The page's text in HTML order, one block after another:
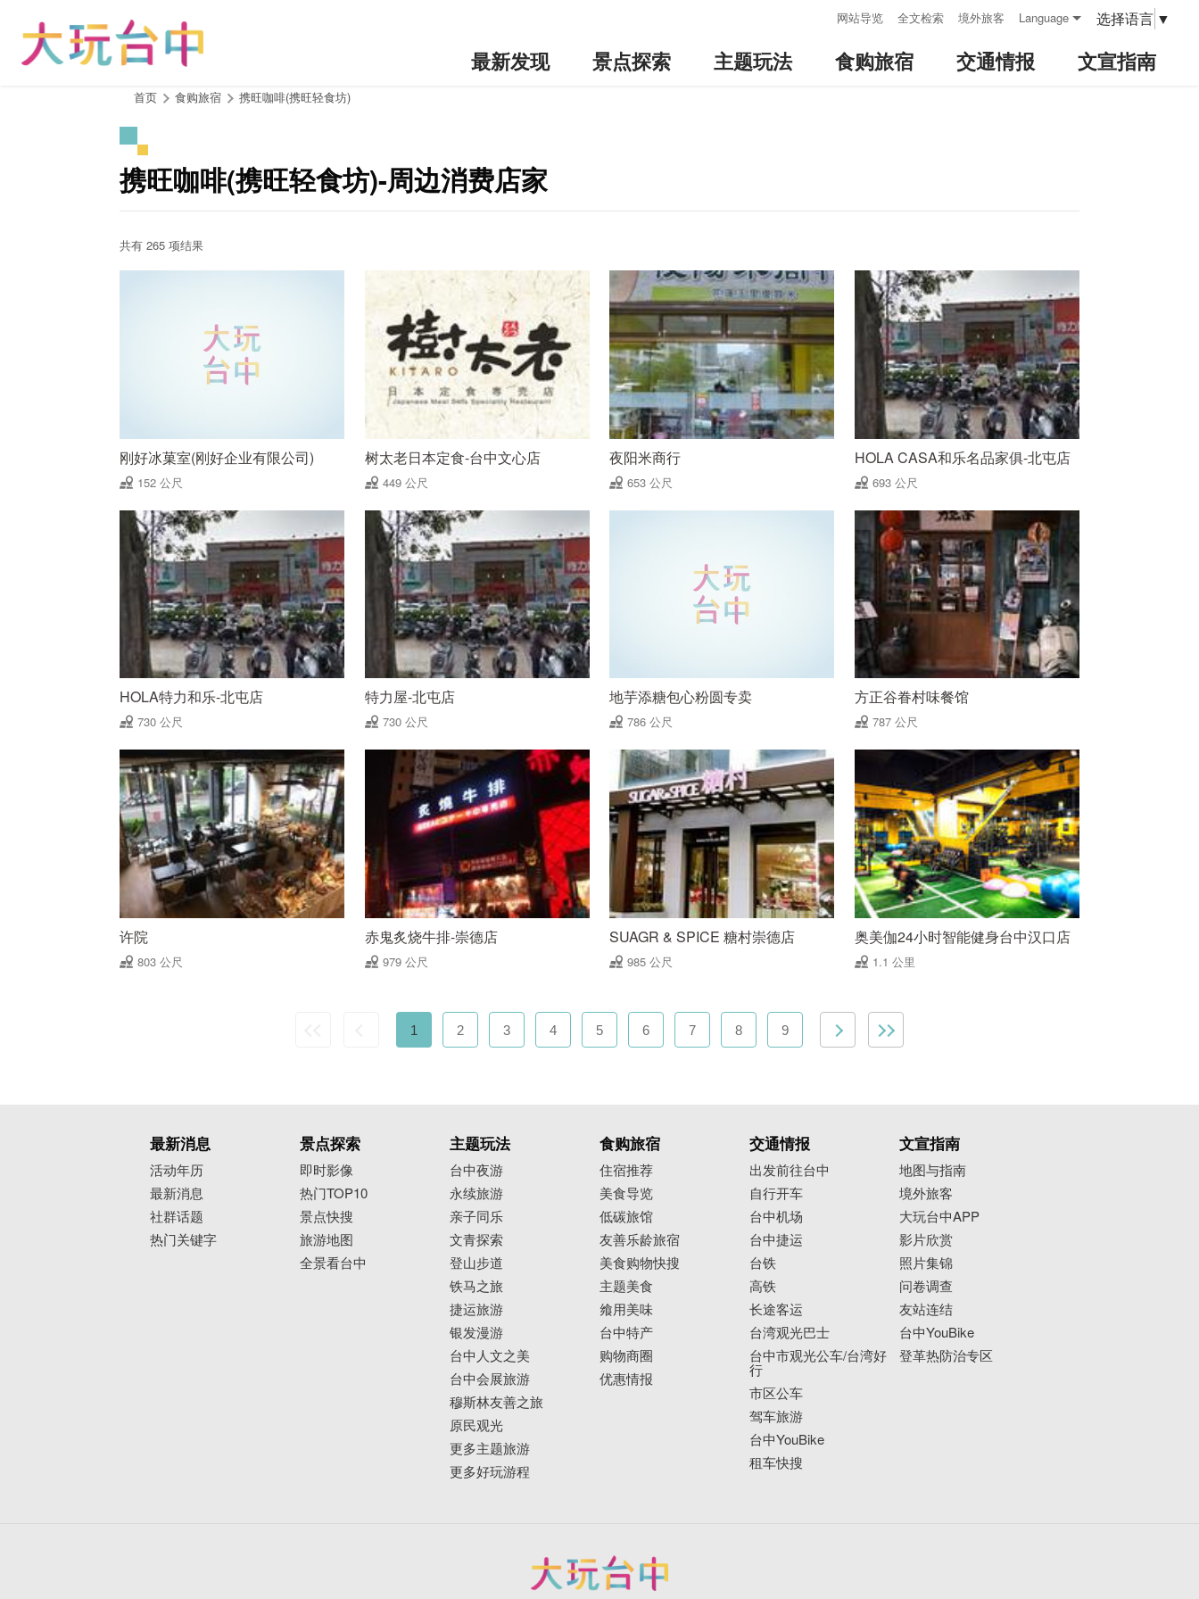
网站导览 全文检索 境外旅客 Language 选择语言 ▼
最新发现 景点探索 主题玩法 食购旅宿 交通情报 文宣指南
首页 食购旅宿 携旺咖啡(携旺轻食坊)
携旺咖啡(携旺轻食坊)-周边消费店家
共有 265 项结果
刚好冰菓室(刚好企业有限公司)
152 公尺
树太老日本定食-台中文心店
449 公尺
夜阳米商行
653 公尺
HOLA CASA和乐名品家俱-北屯店
693 公尺
HOLA特力和乐-北屯店
730 公尺
特力屋-北屯店
730 公尺
地芋添糖包心粉圆专卖
786 公尺
方正谷眷村味餐馆
787 公尺
许院
803 公尺
赤鬼炙烧牛排-崇德店
979 公尺
SUAGR & SPICE 糖村崇德店
985 公尺
奥美伽24小时智能健身台中汉口店
1.1 公里
1 2 3 4 5 6 7 8 9
最新消息
活动年历
最新消息
社群话题
热门关键字
景点探索
即时影像
热门TOP10
景点快搜
旅游地图
全景看台中
主题玩法
台中夜游
永续旅游
亲子同乐
文青探索
登山步道
铁马之旅
捷运旅游
银发漫游
台中人文之美
台中会展旅游
穆斯林友善之旅
原民观光
更多主题旅游
更多好玩游程
食购旅宿
住宿推荐
美食导览
低碳旅馆
友善乐龄旅宿
美食购物快搜
主题美食
飨用美味
台中特产
购物商圈
优惠情报
交通情报
出发前往台中
自行开车
台中机场
台中捷运
台铁
高铁
长途客运
台湾观光巴士
台中市观光公车/台湾好
行
市区公车
驾车旅游
台中YouBike
租车快搜
文宣指南
地图与指南
境外旅客
大玩台中APP
影片欣赏
照片集锦
问卷调查
友站连结
台中YouBike
登革热防治专区